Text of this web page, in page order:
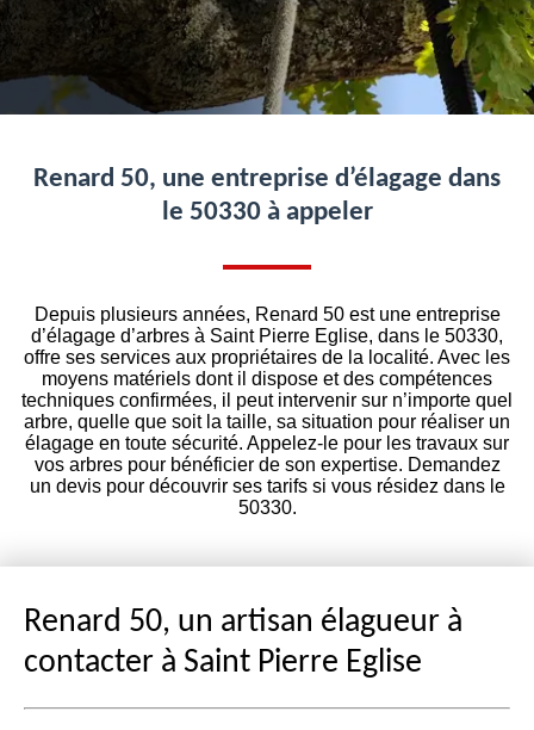
Renard 50, une entreprise d’élagage dans
le 50330 à appeler
Depuis plusieurs années, Renard 50 est une entreprise
d’élagage d’arbres à Saint Pierre Eglise, dans le 50330,
offre ses services aux propriétaires de la localité. Avec les
moyens matériels dont il dispose et des compétences
techniques confirmées, il peut intervenir sur n’importe quel
arbre, quelle que soit la taille, sa situation pour réaliser un
élagage en toute sécurité. Appelez-le pour les travaux sur
vos arbres pour bénéficier de son expertise. Demandez
un devis pour découvrir ses tarifs si vous résidez dans le
50330.
Renard 50, un artisan élagueur à
contacter à Saint Pierre Eglise